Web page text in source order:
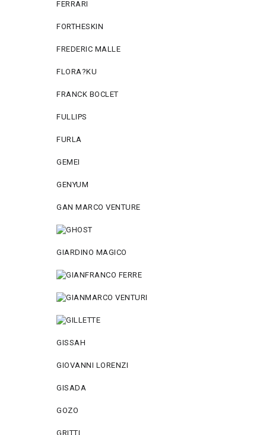
FERRARI
FORTHESKIN
FREDERIC MALLE
FLORA?KU
FRANCK BOCLET
FULLIPS
FURLA
GEMEI
GENYUM
GAN MARCO VENTURE
GIARDINO MAGICO
GISSAH
GIOVANNI LORENZI
GISADA
GOZO
GRITTI